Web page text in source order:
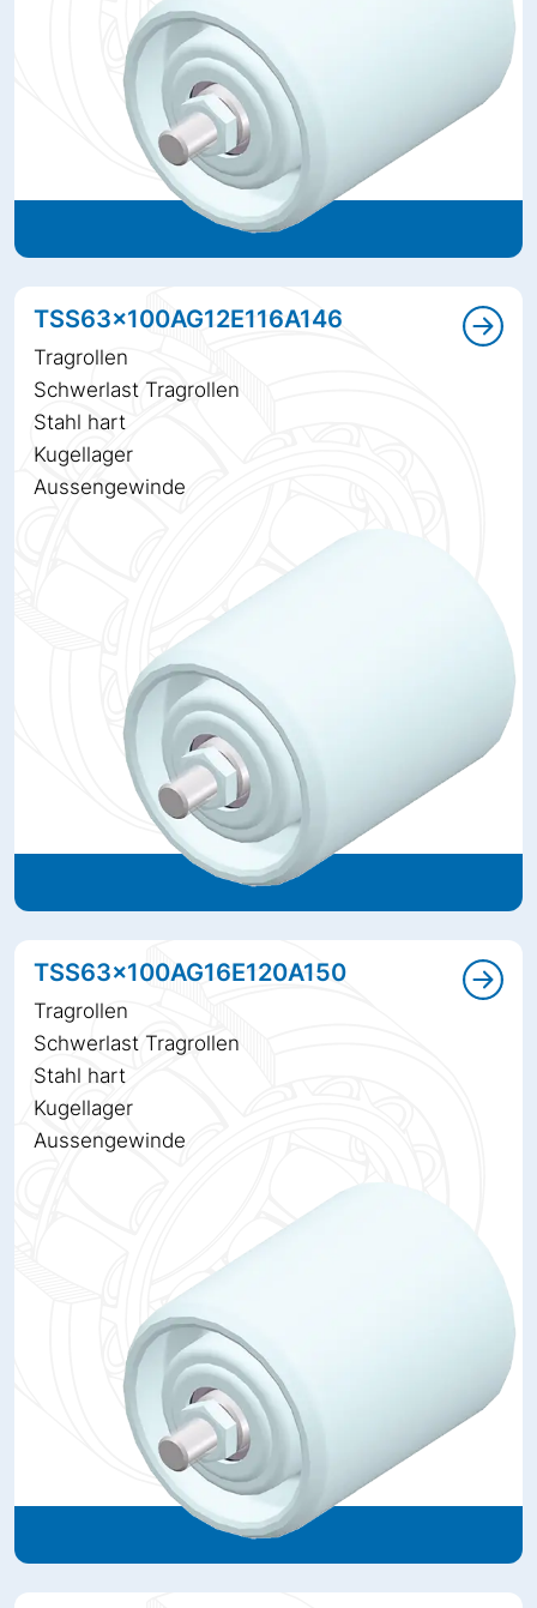
TSS63x100AG12E116A146
Tragrollen
Schwerlast Tragrollen
Stahl hart
Kugellager
Aussengewinde
TSS63x100AG16E120A150
Tragrollen
Schwerlast Tragrollen
Stahl hart
Kugellager
Aussengewinde